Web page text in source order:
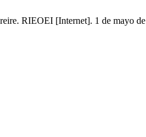
RIEOEI [Internet]. 1 de mayo